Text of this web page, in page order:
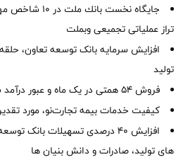
تراز عملیاتی تجمیعی وبملت
افزایش سرمایه بانک توسعه تعاون،
تولید
فروش 54 همتی در یک ماه و عبور درآمد سه‌ماهه از 81 همت
کیفیت خدمات بیمه تجارت‌نو، مورد
افزایش 40 درصدی تسهیلات بانک
های تولید، صادرات و دانش بنیان ها